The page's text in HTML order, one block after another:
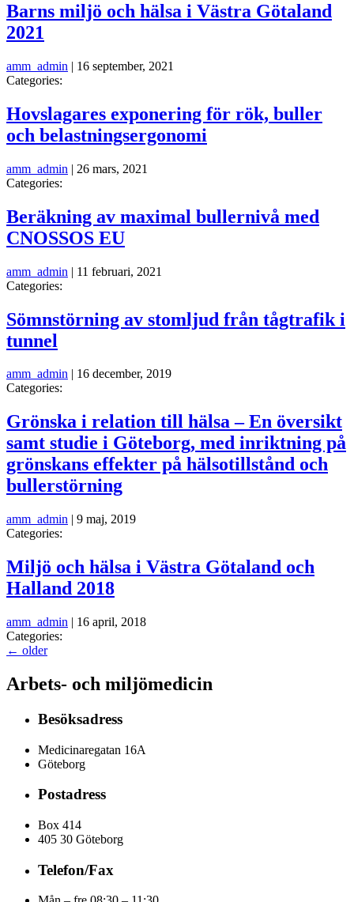
Barns miljö och hälsa i Västra Götaland
2021
amm_admin | 16 september, 2021
Categories:
Hovslagares exponering för rök, buller
och belastningsergonomi
amm_admin | 26 mars, 2021
Categories:
Beräkning av maximal bullernivå med
CNOSSOS EU
amm_admin | 11 februari, 2021
Categories:
Sömnstörning av stomljud från tågtrafik i
tunnel
amm_admin | 16 december, 2019
Categories:
Grönska i relation till hälsa – En översikt
samt studie i Göteborg, med inriktning på
grönskans effekter på hälsotillstånd och
bullerstörning
amm_admin | 9 maj, 2019
Categories:
Miljö och hälsa i Västra Götaland och
Halland 2018
amm_admin | 16 april, 2018
Categories:
← older
Arbets- och miljömedicin
Besöksadress
Medicinaregatan 16A
Göteborg
Postadress
Box 414
405 30 Göteborg
Telefon/Fax